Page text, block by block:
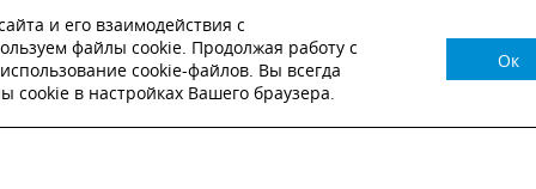
НУЖНА КОНСУЛЬТАЦИЯ?
ЗАЯВКУ И НАШ МЕНЕДЖЕР СВЯЖЕТСЯ
и его взаимодействия с
файлы cookie. Продолжая работу с
cookie-файлов. Вы всегда
cookie в настройках Вашего браузера.
Ок